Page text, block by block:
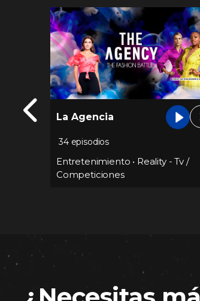
La Agencia
34 episodios
Entretenimiento • Reality - Tv /
Competiciones